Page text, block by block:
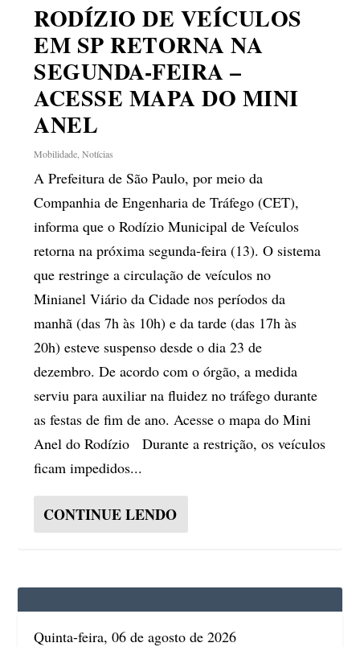
RODÍZIO DE VEÍCULOS
EM SP RETORNA NA
SEGUNDA-FEIRA –
ACESSE MAPA DO MINI
ANEL
Mobilidade ,Notícias
A Prefeitura de São Paulo, por meio da
Companhia de Engenharia de Tráfego (CET),
informa que o Rodízio Municipal de Veículos
retorna na próxima segunda-feira (13). O sistema
que restringe a circulação de veículos no
Minianel Viário da Cidade nos períodos da
manhã (das 7h às 10h) e da tarde (das 17h às
20h) esteve suspenso desde o dia 23 de
dezembro. De acordo com o órgão, a medida
serviu para auxiliar na fluidez no tráfego durante
as festas de fim de ano. Acesse o mapa do Mini
Anel do Rodízio Durante a restrição, os veículos
ficam impedidos...
CONTINUE LENDO
Quinta-feira, 06 de agosto de 2026